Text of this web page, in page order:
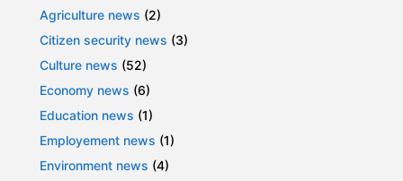
Agriculture news (2)
Citizen security news (3)
Culture news (52)
Economy news (6)
Education news (1)
Employement news (1)
Environment news (4)